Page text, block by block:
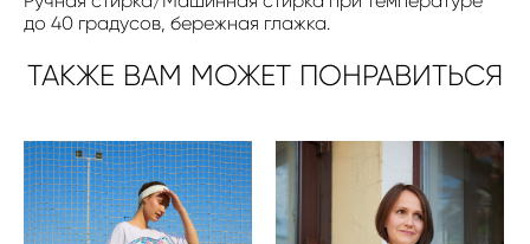
до 40 градусов, бережная глажка.
ТАКЖЕ ВАМ МОЖЕТ ПОНРАВИТЬСЯ